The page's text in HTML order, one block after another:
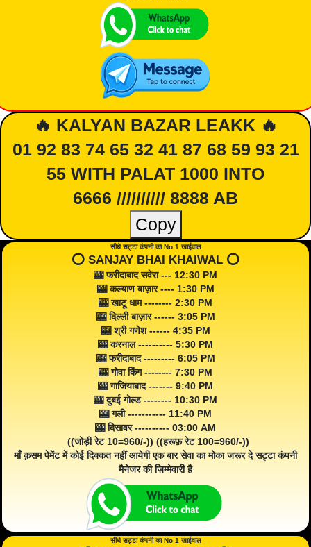
🔥 KALYAN BAZAR LEAKK 🔥
01 92 83 74 65 32 41 87 68 59 93 21
55 WITH PALAT 1000 INTO
6666 ////////// 8888 AB
Copy
सीधे सट्टा कंपनी का No 1 खाईवाल
⭕️ SANJAY BHAI KHAIWAL ⭕️
🎰 फरीदाबाद सवेरा --- 12:30 PM
🎰 कल्याण बाज़ार ---- 1:30 PM
🎰 खाटू धाम -------- 2:30 PM
🎰 दिल्ली बाज़ार ------ 3:05 PM
🎰 श्री गणेश ------ 4:35 PM
🎰 करनाल ---------- 5:30 PM
🎰 फरीदाबाद --------- 6:05 PM
🎰 गोवा किंग -------- 7:30 PM
🎰 गाजियाबाद ------- 9:40 PM
🎰 दुबई गोल्ड -------- 10:30 PM
🎰 गली ----------- 11:40 PM
🎰 दिसावर ---------- 03:00 AM
((जोड़ी रेट 10=960/-)) ((हरूफ़ रेट 100=960/-))
माँ क़सम पेमेंट में कोई दिक्कत नहीं आयेगी एक बार सेवा का मोका जरूर दे सट्टा कंपनी
मैनेजर की ज़िम्मेवारी है
सीधे सट्टा कंपनी का No 1 खाईवाल